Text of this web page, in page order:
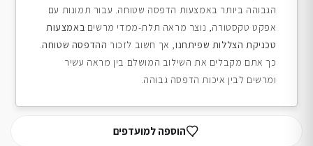
הגבוהה ביותר באמצעות הדפסה שטוחה. עבור תמונות עם
אפקט טקסטורה, נוצר מראה תלת-ממדי מרשים באמצעות
טכניקת הצללות שפיתחנו, אך חשוב לזכור ההדפסה שטוחה.
כך אתם מקבלים את השילוב המושלם בין מראה עשיר
ומרשים לבין איכות הדפסה גבוהה.
הוספה למועדפים